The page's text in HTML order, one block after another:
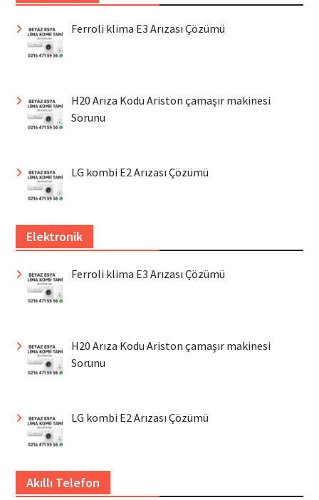
Ferroli klima E3 Arızası Çözümü
H20 Arıza Kodu Ariston çamaşır makinesi
Sorunu
LG kombi E2 Arızası Çözümü
Elektronik
Ferroli klima E3 Arızası Çözümü
H20 Arıza Kodu Ariston çamaşır makinesi
Sorunu
LG kombi E2 Arızası Çözümü
Akıllı Telefon